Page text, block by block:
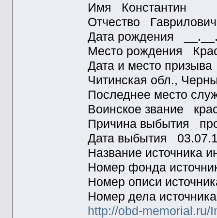
Имя Константин
Отчество Гаврилович
Дата рождения
Место рождения
Дата и место
Читинская обл.,
Последнее место
Воинское звание
Причина выбытия
Дата выбытия
Название
Номер фонда
Номер описи
Номер дела
http://obd-memorial.ru/